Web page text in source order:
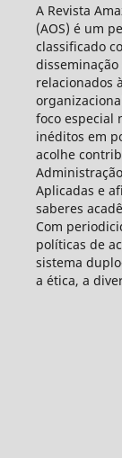
A Revista
(AOS) é um
classificado
relacionados
foco especial
inéditos em
acolhe
Aplicadas e
saberes
Com
políticas de
sistema
a ética, a